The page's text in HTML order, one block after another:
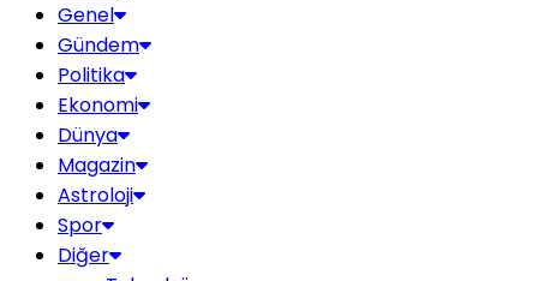
Genel
Gündem
Politika
Ekonomi
Dünya
Magazin
Astroloji
Spor
Diğer